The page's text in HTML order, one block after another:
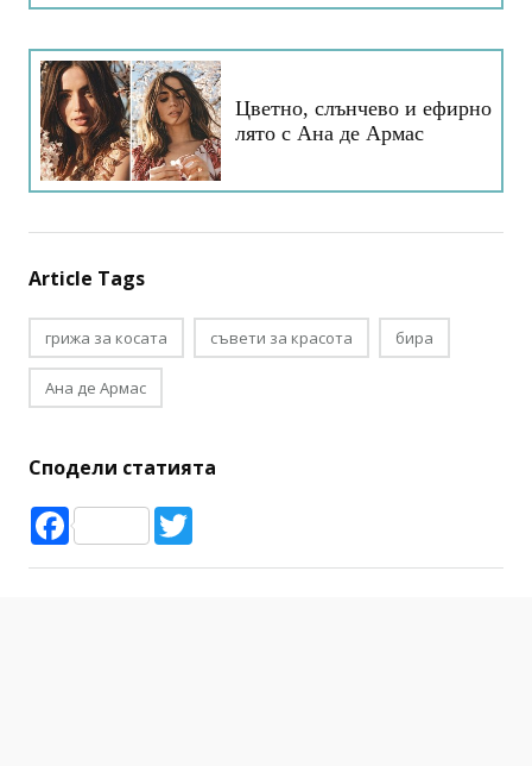
Цветно, слънчево и ефирно
лято с Ана де Армас
Article Tags
грижа за косата съвети за красота бира
Ана де Армас
Сподели статията
Facebook